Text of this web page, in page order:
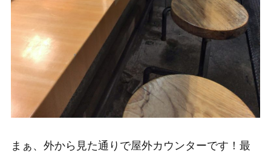
まぁ、外から見た通りで屋外カウンターです！最